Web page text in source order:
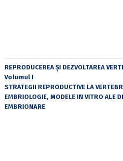
REPRODUCEREA ȘI DEZVOLTAREA
Volumul I
STRATEGII REPRODUCTIVE LA
EMBRIOLOGIE, MODELE IN VITRO ALE
EMBRIONARE